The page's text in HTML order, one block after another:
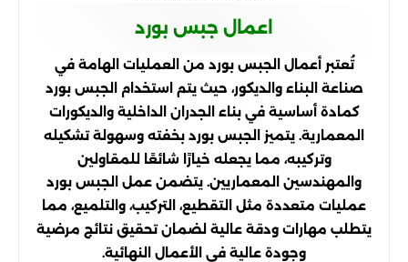
اعمال جبس بورد
تُعتبر أعمال الجبس بورد من العمليات الهامة في
صناعة البناء والديكور، حيث يتم استخدام الجبس بورد
كمادة أساسية في بناء الجدران الداخلية والديكورات
المعمارية. يتميز الجبس بورد بخفته وسهولة تشكيله
وتركيبه، مما يجعله خيارًا شائعًا للمقاولين
والمهندسين المعماريين. يتضمن عمل الجبس بورد
عمليات متعددة مثل التقطيع، التركيب، والتلميع، مما
يتطلب مهارات ودقة عالية لضمان تحقيق نتائج مرضية
وجودة عالية في الأعمال النهائية.